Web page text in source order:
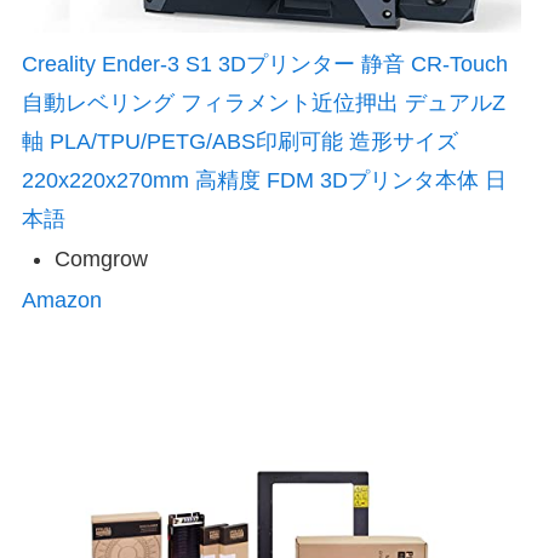
Creality Ender-3 S1 3Dプリンター 静音 CR-Touch
自動レベリング フィラメント近位押出 デュアルZ
軸 PLA/TPU/PETG/ABS印刷可能 造形サイズ
220x220x270mm 高精度 FDM 3Dプリンタ本体 日
本語
Comgrow
Amazon